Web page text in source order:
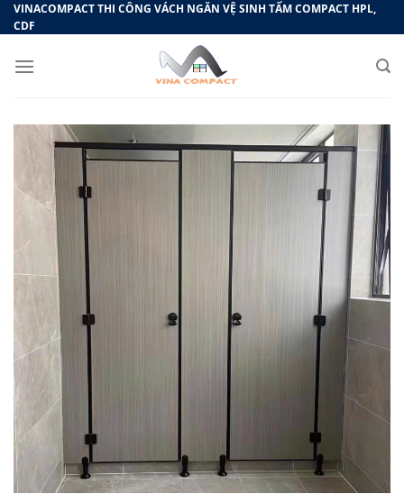
Bỏ
qua
dung
VINACOMPACT THI CÔNG VÁCH NGĂN VỆ SINH TẤM COMPACT HPL,
CDF